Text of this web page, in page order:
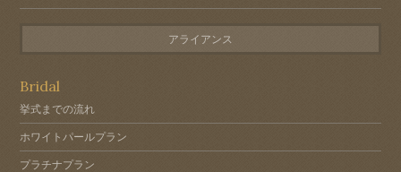
アライアンス
Bridal
挙式までの流れ
ホワイトパールプラン
プラチナプラン